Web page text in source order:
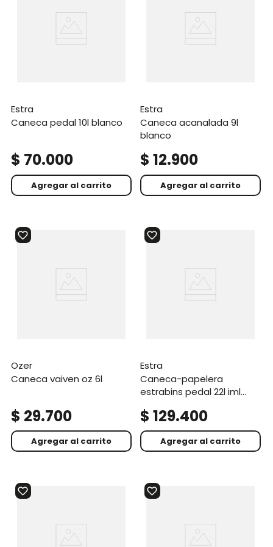
estra
caneca pedal 10l blanco
$ 70.000
Agregar al carrito
estra
caneca acanalada 9l
blanco
$ 12.900
Agregar al carrito
ozer
caneca vaiven oz 6l
$ 29.700
Agregar al carrito
estra
caneca-papelera
estrabins pedal 22l iml
$ 129.400
Agregar al carrito